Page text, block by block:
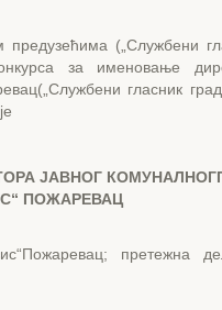
(„Службени
за именовање
гласник
ЈАВНОГ
ПОЖАРЕВАЦ
претежна